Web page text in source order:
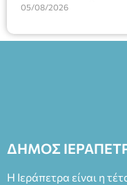
05/08/2026
ΔΗΜΟΣ
Η Ιεράπετρα είναι η